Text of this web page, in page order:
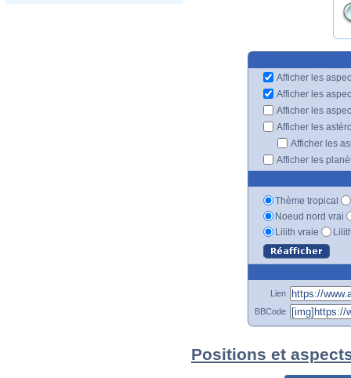
Afficher les
Afficher les
Afficher les
Afficher les
Afficher les
Afficher les
Thème tropical
Noeud nord vrai
Lilith vraie
Lien
BBCode
Positions et